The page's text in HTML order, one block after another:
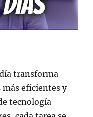
transforma
eficientes y
tecnología